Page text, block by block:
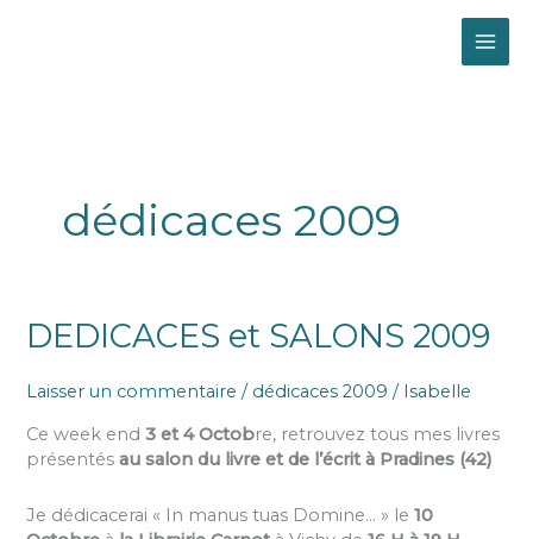
dédicaces 2009
DEDICACES et SALONS 2009
Laisser un commentaire / dédicaces 2009 / Isabelle
Ce week end3 et 4 Octobre, retrouvez tous mes livres
présentés au salon du livre et de l’écrit à Pradines (42)
Je dédicacerai « In manus tuas Domine… » le10
DEDICACES
et
2009